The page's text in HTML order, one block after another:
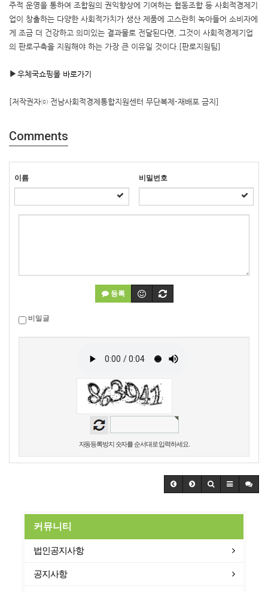
주적 운영을 통하여 조합원의 권익향상에 기여하는 협동조합 등 사회적경제기
업이 창출하는 다양한 사회적가치가 생산 제품에 고스란히 녹아들어 소비자에
게 조금 더 건강하고 의미있는 결과물로 전달된다면, 그것이 사회적경제기업
의 판로구축을 지원해야 하는 가장 큰 이유일 것이다.[판로지원팀]
▶ 우체국쇼핑몰 바로가기
[저작권자ⓒ 전남사회적경제통합지원센터 무단복제-재배포 금지]
Comments
이름 비밀번호
등록
비밀글
자동등록방지 숫자를 순서대로 입력하세요.
커뮤니티
법인공지사항
공지사항